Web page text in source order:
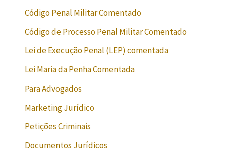
Código Penal Militar Comentado
Código de Processo Penal Militar Comentado
Lei de Execução Penal (LEP) comentada
Lei Maria da Penha Comentada
Para Advogados
Marketing Jurídico
Petições Criminais
Documentos Jurídicos